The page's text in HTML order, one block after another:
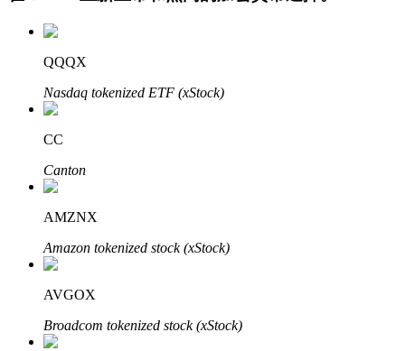
定投理财
QQQX
Nasdaq tokenized ETF (xStock)
CC
Canton
AMZNX
Amazon tokenized stock (xStock)
AVGOX
Broadcom tokenized stock (xStock)